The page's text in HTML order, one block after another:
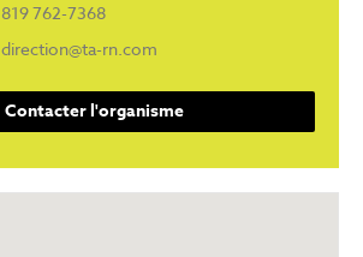
819 762-7368
direction@ta-rn.com
Contacter l'organisme